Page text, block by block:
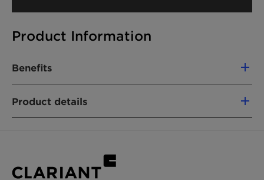
Product Information
Benefits
Most effective and longest lasting repellent
Repels mosquitoes, ticks, black flies, fleas,
to detect the source of carbon dioxide
given off by human's skin and breath
Product details
PRODUKTFUNKTIONEN